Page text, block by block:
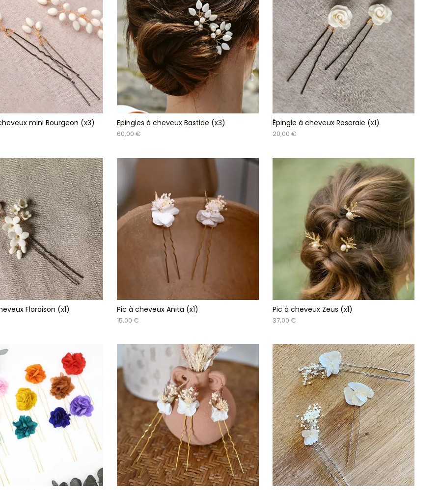
mini Bourgeon (x3) Epingles à cheveux Bastide (x3)
60,00 €
Épingle à cheveux Roseraie (x1)
20,00 €
Floraison (x1) Pic à cheveux Anita (x1)
15,00 €
Pic à cheveux Zeus (x1)
37,00 €